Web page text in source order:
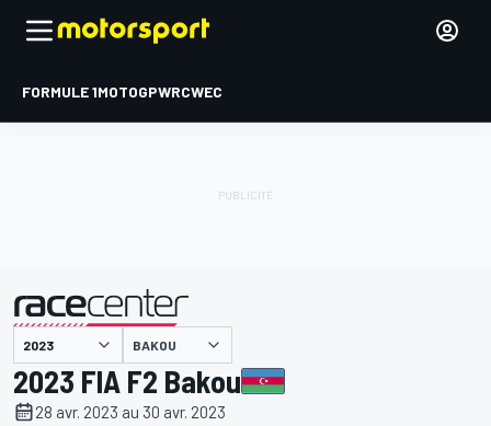
FORMULE 1MOTOGPWRCWEC
présenté par BAKOU
2023 FIA F2 Bakou
28 avr. 2023 au 30 avr. 2023